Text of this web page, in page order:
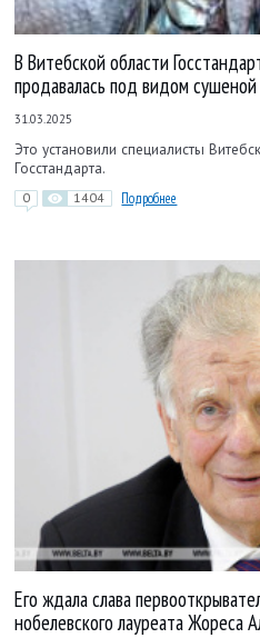
В Витебской области
продавалась под видом сушеной
31.03.2025
Это установили специалисты
Госстандарта.
0 1404 Подробнее
Его ждала слава
нобелевского лауреата Жореса